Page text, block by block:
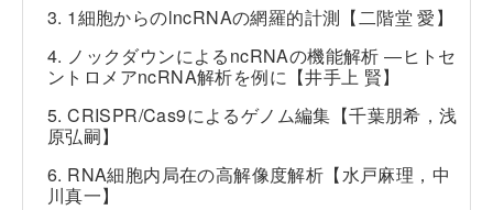
3. 1細胞からのlncRNAの網羅的計測【二階堂 愛】
4. ノックダウンによるncRNAの機能解析 ―ヒトセ
ントロメアncRNA解析を例に【井手上 賢】
5. CRISPR/Cas9によるゲノム編集【千葉朋希，浅
原弘嗣】
6. RNA細胞内局在の高解像度解析【水戸麻理，中
川真一】